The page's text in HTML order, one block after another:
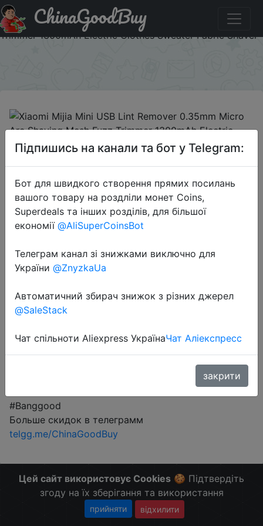
Придбати по знижці BG2MiFuzz Xiaomi Mijia Mini USB
Lint Remover 0.35mm Micro Arc Shaving Mesh Fuzz
Trimmer 1300mAh Electric Clothes Sweater Fabric Shaver
ChinaGoodBuy
2019-10-30
Xiaomi Mijia Mini USB Lint Remover
0.35mm Micro Arc Shaving Mesh
Fuzz Trimmer 1300mAh Electric
Clothes Sweater Fabric Shaver
$11.19
Промокод:"BG2MiFuzz"
Перейти до магазину
#Banggood
Больше скидок в телеграмм
telgg.me/ChinaGoodBuy
Цей сайт використовує Cookies 🍪 Підтвердіть
згоду на їх зберігання та використання
прийняти відхилити
Підпишись на канали та бот у Telegram:
Бот для швидкого створення прямих посилань
вашого товару на роздліли монет Coins,
Superdeals та інших розділів, для більшої
економії @AliSuperCoinsBot
Телеграм канал зі знижками виключно для
України @ZnyzkaUa
Автоматичний збирач знижок з різних джерел
@SaleStack
Чат спільноти Aliexpress УкраїнаЧат Аліекспресс
закрити